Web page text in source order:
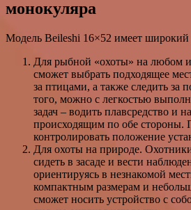
монокуляра
Модель Beileshi 16×52 имеет широкий
Для рыбной «охоты» на любом
сможет выбрать подходящее
за птицами, а также следить за
того, можно с легкостью
задач – водить плавсредство и
происходящим по обе стороны.
контролировать положение
Для охоты на природе.
сидеть в засаде и вести
ориентируясь в незнакомой
компактным размерам и
сможет носить устройство с